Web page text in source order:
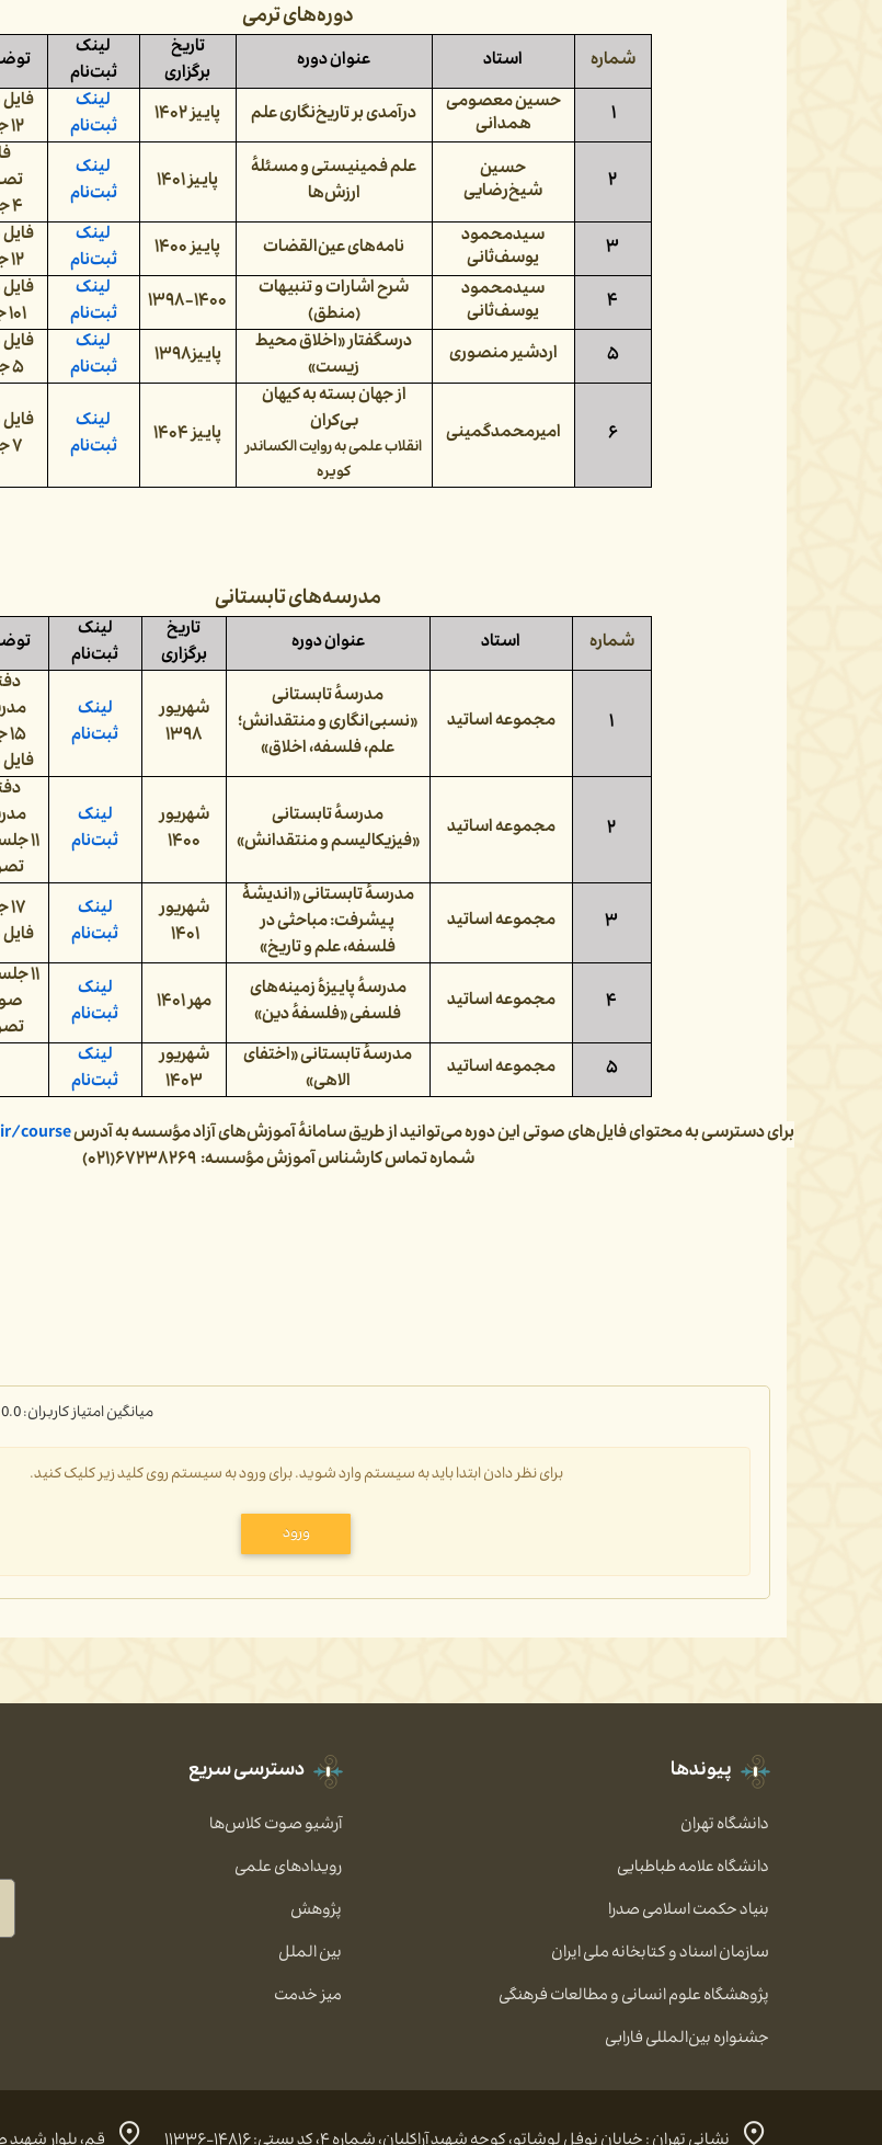
دوره‌های ترمی
شماره استاد عنوان دوره
تاریخ
برگزاری
لینک
ثبت‌نام
۱
حسین معصومی
همدانی
درآمدی بر تاریخ‌نگاری علم پاییز ۱۴۰۲
لینک
ثبت‌نام
۱۲ جلسه
۲
حسین
شیخ‌رضایی
علم فمینیستی و مسئلهٔ
ارزش‌ها
پاییز ۱۴۰۱
لینک
ثبت‌نام
۴ جلسه
۳
سیدمحمود
یوسف‌ثانی
نامه‌های عین‌القضات پاییز ۱۴۰۰
لینک
ثبت‌نام
۱۲ جلسه
۴
سیدمحمود
یوسف‌ثانی
شرح اشارات و تنبیهات
(منطق)
۱۳۹۸-۱۴۰۰
لینک
ثبت‌نام
۱۰۱ جلسه
۵
اردشیر منصوری
درسگفتار «اخلاق محیط
زیست»
پاییز۱۳۹۸
لینک
ثبت‌نام
۵ جلسه
۶ امیرمحمدگمینی
از جهان بسته به کیهان
بی‌کران
انقلاب علمی به روایت الکساندر
کویره
پاییز ۱۴۰۴
لینک
ثبت‌نام
۷ جلسه
مدرسه‌های تابستانی
شماره استاد عنوان دوره
تاریخ
برگزاری
لینک
ثبت‌نام
۱ مجموعه اساتید
مدرسهٔ تابستانی
«نسبی‌انگاری و منتقدانش؛
علم، فلسفه، اخلاق»
شهریور
۱۳۹۸
لینک
ثبت‌نام
۲ مجموعه اساتید
مدرسهٔ تابستانی
«فیزیکالیسم و منتقدانش»
شهریور
۱۴۰۰
لینک
ثبت‌نام
۱۱
۳ مجموعه اساتید
مدرسهٔ تابستانی «اندیشۀ
پیشرفت: مباحثی در
فلسفه، علم و تاریخ»
شهریور
۱۴۰۱
لینک
ثبت‌نام
۴ مجموعه اساتید
مدرسهٔ پاییزهٔ زمینه‌های
فلسفی «فلسفهٔ دین»
مهر ۱۴۰۱
لینک
ثبت‌نام
۱۱
۵
مجموعه اساتید مدرسهٔ تابستانی«اختفای
الاهی»
شهریور
۱۴۰۳
لینک
ثبت‌نام
برای دسترسی به محتوای فایل‌های صوتی این دوره می‌توانید از طریق سامانهٔ آموزش‌های آزاد مؤسسه به آدرسcourse
شماره تماس کارشناس آموزش مؤسسه: ۶۷۲۳۸۲۶۹(۰۲۱)
میانگین امتیاز کاربران: 0.0 (0 رای)
برای نظر دادن ابتدا باید به سیستم وارد شوید. برای ورود به سیستم روی کلید زیر کلیک کنید.
ورود
پیوندها
دانشگاه تهران
دانشگاه علامه طباطبایی
بنیاد حکمت اسلامی صدرا
سازمان اسناد و کتابخانه ملی ایران
پژوهشگاه علوم انسانی و مطالعات فرهنگی
جشنواره بین‌المللی فارابی
دسترسی سریع
آرشیو صوت کلاس‌ها
رویدادهای علمی
پژوهش
بین الملل
میز خدمت